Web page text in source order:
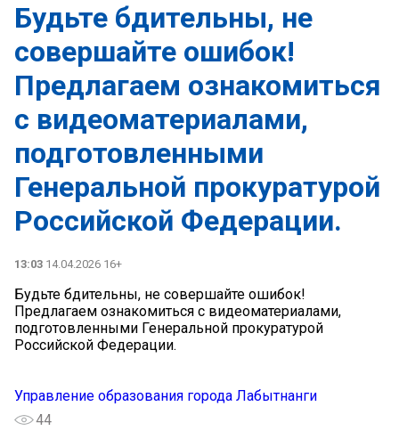
Будьте бдительны, не
совершайте ошибок!
Предлагаем ознакомиться
с видеоматериалами,
подготовленными
Генеральной прокуратурой
Российской Федерации.
13:03 14.04.2026 16+
Будьте бдительны, не совершайте ошибок!
Предлагаем ознакомиться с видеоматериалами,
подготовленными Генеральной прокуратурой
Российской Федерации.
Управление образования города Лабытнанги
44